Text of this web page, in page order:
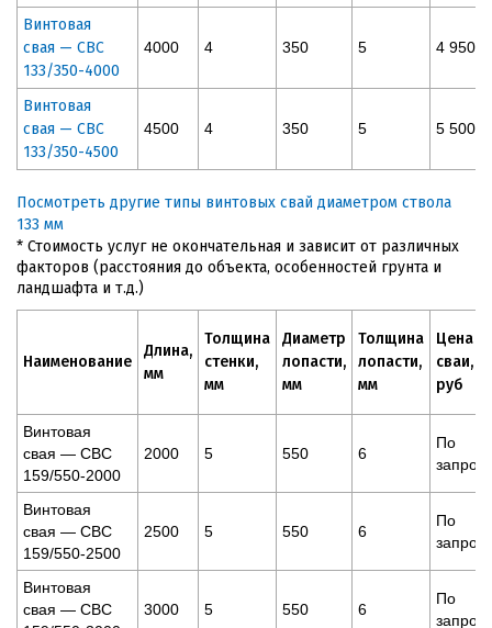
Винтовая
свая — СВС
133/350-4000
4000 4 350 5 4 950
Винтовая
свая — СВС
133/350-4500
4500 4 350 5 5 500
Посмотреть другие типы винтовых свай диаметром ствола
133 мм
* Стоимость услуг не окончательная и зависит от различных
факторов (расстояния до объекта, особенностей грунта и
ландшафта и т.д.)
Наименование
Длина,
мм
Толщина
стенки,
мм
Диаметр
лопасти,
мм
Толщина
лопасти,
мм
Цена
сваи,
руб
Винтовая
свая — СВС
159/550-2000
2000 5 550 6
По
запросу
Винтовая
свая — СВС
159/550-2500
2500 5 550 6
По
запросу
Винтовая
свая — СВС
3000 5 550 6
По
запросу